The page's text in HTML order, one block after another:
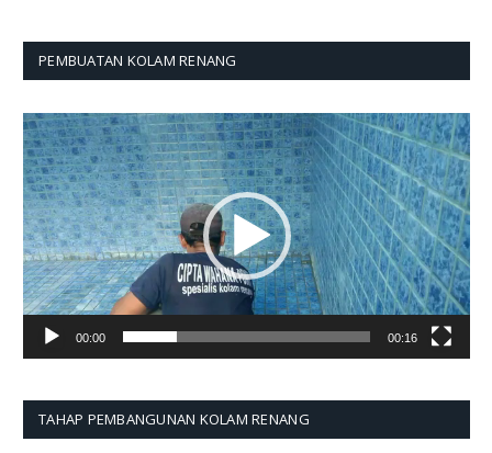
PEMBUATAN KOLAM RENANG
Pemutar
Video
00:00 00:16
TAHAP PEMBANGUNAN KOLAM RENANG